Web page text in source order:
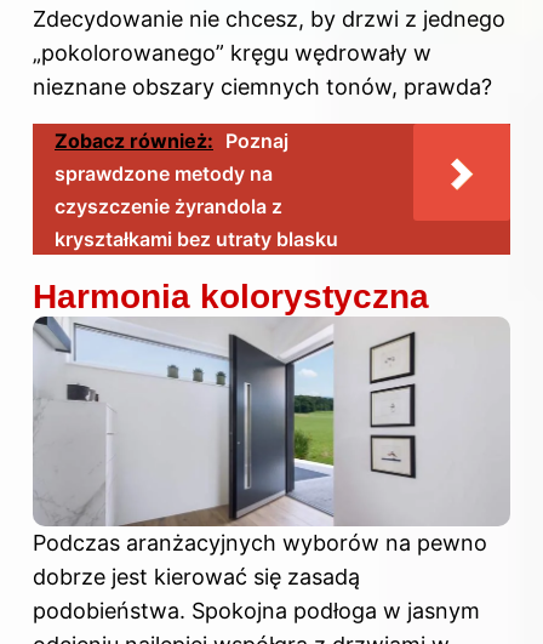
Zdecydowanie nie chcesz, by drzwi z jednego
„pokolorowanego” kręgu wędrowały w
nieznane obszary ciemnych tonów, prawda?
Zobacz również: Poznaj
sprawdzone metody na
czyszczenie żyrandola z
kryształkami bez utraty blasku
Harmonia kolorystyczna
Podczas aranżacyjnych wyborów na pewno
dobrze jest kierować się zasadą
podobieństwa. Spokojna podłoga w jasnym